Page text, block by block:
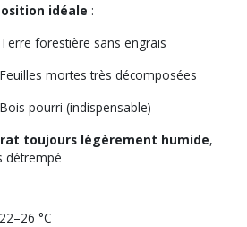
idéale :
Terre forestière sans engrais
Feuilles mortes très décomposées
Bois pourri (indispensable)
toujours légèrement humide,
détrempé
°C